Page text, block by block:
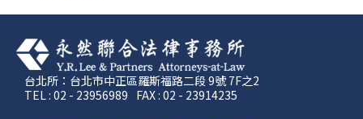
台北所：台北市中正區羅斯福路二段 9號 7F之2
TEL : 02 - 23956989 FAX : 02 - 23914235